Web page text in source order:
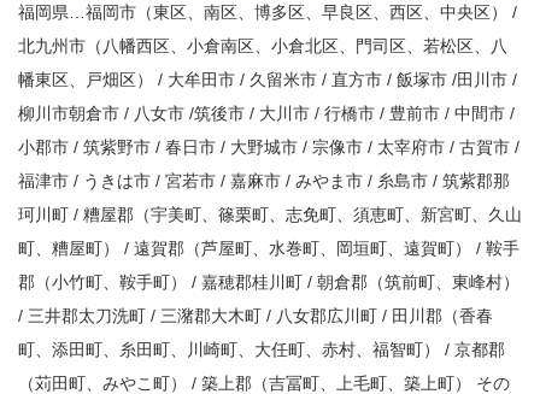
福岡県…福岡市（東区、南区、博多区、早良区、西区、中央区） /
北九州市（八幡西区、小倉南区、小倉北区、門司区、若松区、八
幡東区、戸畑区） / 大牟田市 / 久留米市 / 直方市 / 飯塚市 /田川市 /
柳川市朝倉市 / 八女市 /筑後市 / 大川市 / 行橋市 / 豊前市 / 中間市 /
小郡市 / 筑紫野市 / 春日市 / 大野城市 / 宗像市 / 太宰府市 / 古賀市 /
福津市 / うきは市 / 宮若市 / 嘉麻市 / みやま市 / 糸島市 / 筑紫郡那
珂川町 / 糟屋郡（宇美町、篠栗町、志免町、須恵町、新宮町、久山
町、糟屋町） / 遠賀郡（芦屋町、水巻町、岡垣町、遠賀町） / 鞍手
郡（小竹町、鞍手町） / 嘉穂郡桂川町 / 朝倉郡（筑前町、東峰村）
/ 三井郡太刀洗町 / 三潴郡大木町 / 八女郡広川町 / 田川郡（香春
町、添田町、糸田町、川崎町、大任町、赤村、福智町） / 京都郡
（苅田町、みやこ町） / 築上郡（吉冨町、上毛町、築上町） その